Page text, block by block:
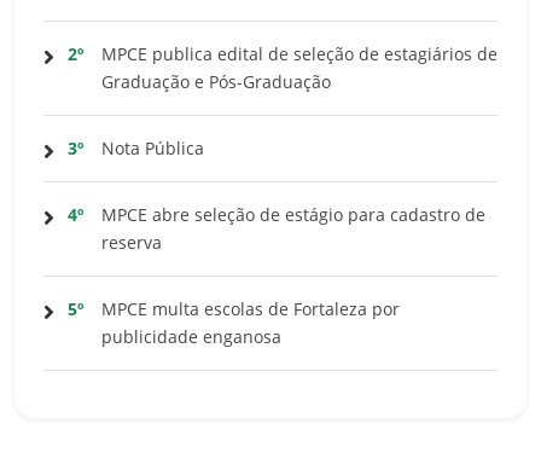
2º
MPCE publica edital de seleção de estagiários de
Graduação e Pós-Graduação
3º Nota Pública
4º
MPCE abre seleção de estágio para cadastro de
reserva
5º
MPCE multa escolas de Fortaleza por
publicidade enganosa